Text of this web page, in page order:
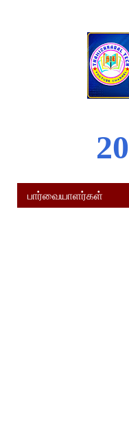
20
பார்வையாளர்கள்